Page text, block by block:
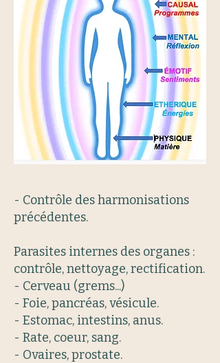
- Contrôle des harmonisations
précédentes.
Parasites internes des organes :
contrôle, nettoyage, rectification.
- Cerveau (grems...)
- Foie, pancréas, vésicule.
- Estomac, intestins, anus.
- Rate, coeur, sang.
- Ovaires, prostate.